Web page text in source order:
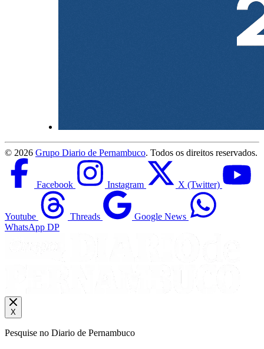
© 2026 Grupo Diario de Pernambuco. Todos os direitos reservados.
Facebook Instagram X (Twitter)
Youtube Threads
Google News
WhatsApp DP
X
Pesquise no Diario de Pernambuco